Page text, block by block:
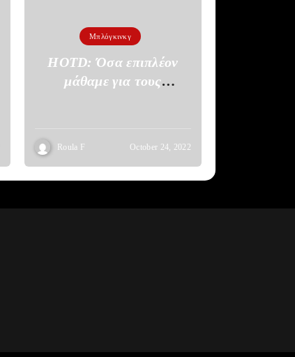
Μπλόγκινκγ
HOTD: Όσα επιπλέον
μάθαμε για τους
Roula F October 24, 2022